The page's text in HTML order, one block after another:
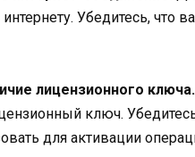
Убедитесь, что
лицензионного ключа.
ключ.
для активации